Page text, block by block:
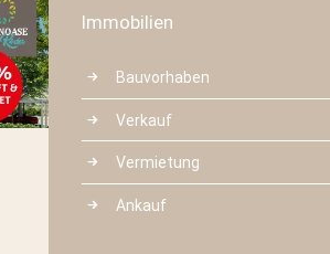
Mittelstraße 3
Radeberg
Immobilien
Bauvorhaben
Verkauf
Vermietung
Ankauf